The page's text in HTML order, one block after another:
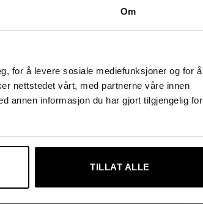
Om
for å levere sosiale mediefunksjoner og for å
nettstedet vårt, med partnerne våre innen
annen informasjon du har gjort tilgjengelig for
TILLAT ALLE
vannbestandig og egnet også i fuktige rom
i en hel uke